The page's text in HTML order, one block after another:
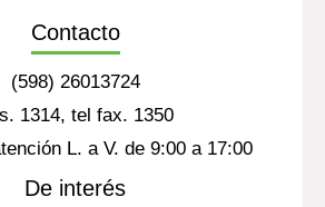
Contacto
(598) 26013724
1314, tel fax. 1350
L. a V. de 9:00 a 17:00
De interés